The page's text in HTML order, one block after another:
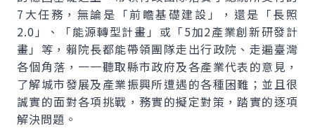
7大任務，無論是「前瞻基礎建設」，還是「長照
2.0」、「能源轉型計畫」或「5加2產業創新研發計
畫」等，賴院長都能帶領團隊走出行政院、走遍臺灣
各個角落，一一聽取縣市政府及各產業代表的意見，
了解城市發展及產業振興所遭遇的各種困難；並且很
誠實的面對各項挑戰，務實的擬定對策，踏實的逐項
解決問題。